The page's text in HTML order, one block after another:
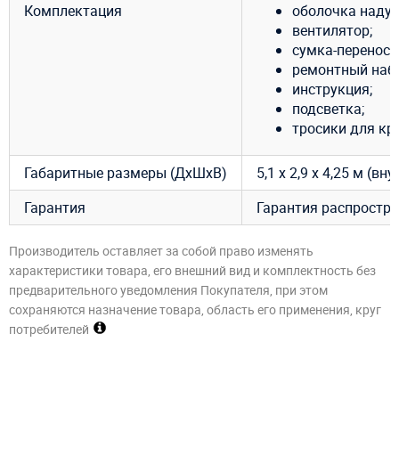
Комплектация
оболочка
вентилятор;
сумка-
ремонтный
инструкция;
подсветка;
тросики для
Габаритные размеры (ДхШхВ)
5,1 х 2,9 х 4,25 м
Гарантия
Гарантия
Производитель оставляет за собой право изменять
характеристики товара, его внешний вид и комплектность без
предварительного уведомления Покупателя, при этом
сохраняются назначение товара, область его применения, круг
потребителей